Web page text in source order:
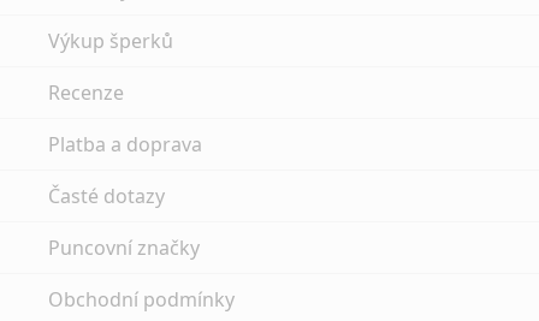
Výkup šperků
Recenze
Platba a doprava
Časté dotazy
Puncovní značky
Obchodní podmínky